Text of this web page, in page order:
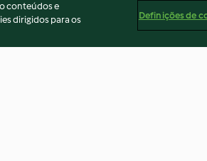
conteúdos e
dirigidos para os
Definições de